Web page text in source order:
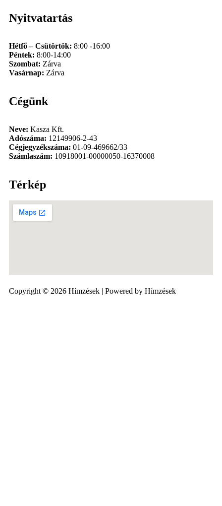
Nyitvatartás
Hétfő – Csütörtök: 8:00 -16:00
Péntek: 8:00-14:00
Szombat: Zárva
Vasárnap: Zárva
Cégünk
Neve: Kasza Kft.
Adószáma: 12149906-2-43
Cégjegyzékszáma: 01-09-469662/33
Számlaszám: 10918001-00000050-16370008
Térkép
Copyright © 2026 Hímzések | Powered by Hímzések